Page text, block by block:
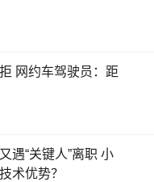
网约车驾驶员：距
遇“关键人”离职 小
术优势？